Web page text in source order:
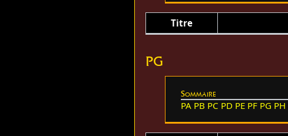
Titre
PG
Sommaire
PA PB PC PD PE PF PG PH